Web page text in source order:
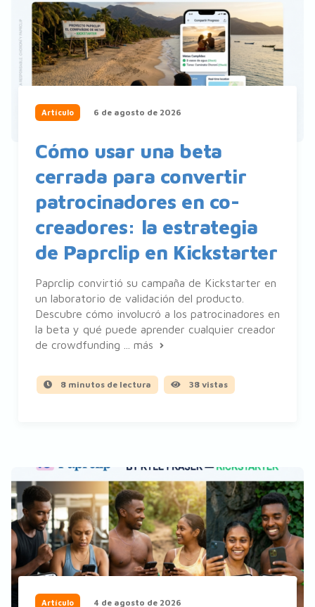
Artículo 6 de agosto de 2026
Cómo usar una beta
cerrada para convertir
patrocinadores en co-
creadores: la estrategia
de Paprclip en Kickstarter
Paprclip convirtió su campaña de Kickstarter en
un laboratorio de validación del producto.
Descubre cómo involucró a los patrocinadores en
la beta y qué puede aprender cualquier creador
de crowdfunding ... más
8 minutos de lectura 38 vistas
Artículo 4 de agosto de 2026